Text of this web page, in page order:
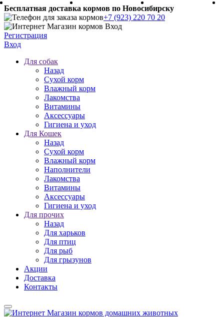
Бесплатная доставка кормов по Новосибирску
+7 (923) 220 70 20
Регистрация
Вход
Для собак
Назад
Сухой корм
Влажный корм
Лакомства
Витамины
Аксессуары
Гигиена и уход
Для Кошек
Назад
Сухой корм
Влажный корм
Наполнители
Лакомства
Витамины
Аксессуары
Гигиена и уход
Для прочих
Назад
Для харьков
Для птиц
Для рыб
Для грызунов
Акции
Доставка
Контакты